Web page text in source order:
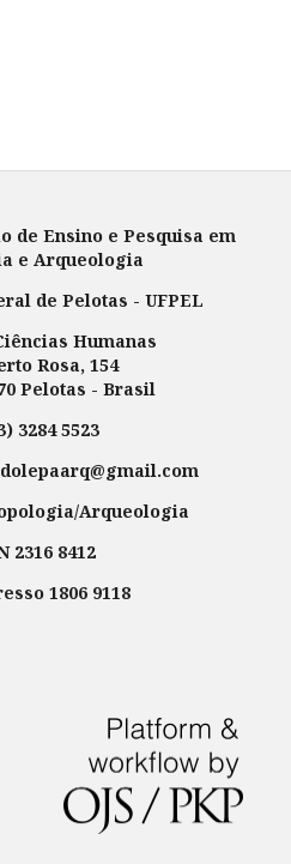
de Ensino e Pesquisa em
e Arqueologia
de Pelotas - UFPEL
Humanas
Rosa, 154
Pelotas - Brasil
3284 5523
Arqueologia
2316 8412
1806 9118